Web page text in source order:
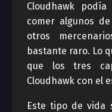
Cloudhawk
comer algunos
otros
bastante raro. Lo
que los tres
Cloudhawk con el
Este tipo de vida